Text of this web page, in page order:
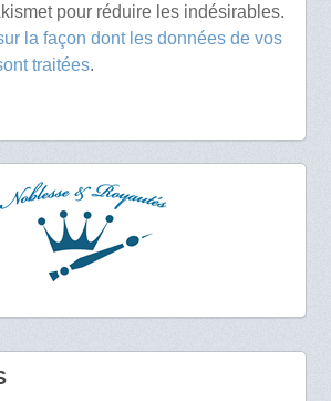
pour réduire les indésirables.
la façon dont les données de vos
traitées.